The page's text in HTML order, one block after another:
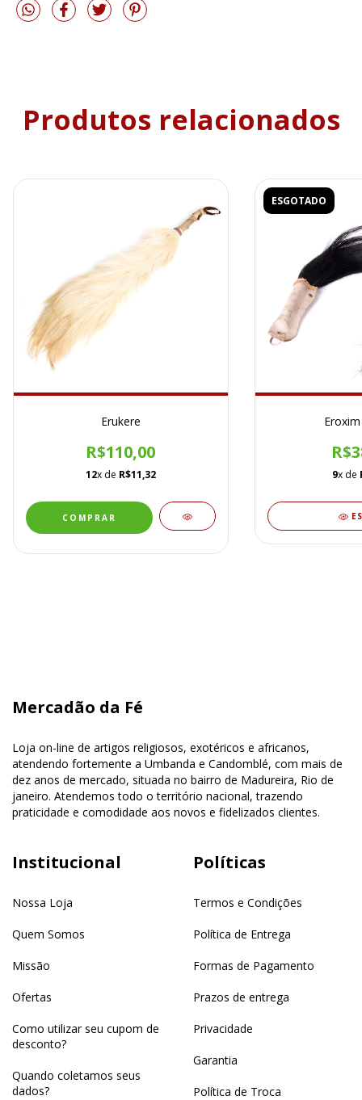
Produtos relacionados
Erukere
R$110,00
12x de R$11,32
ESGOTADO
9x de
Mercadão da Fé
Loja on-line de artigos religiosos, exotéricos e africanos,
atendendo fortemente a Umbanda e Candomblé, com mais de
dez anos de mercado, situada no bairro de Madureira, Rio de
janeiro. Atendemos todo o território nacional, trazendo
praticidade e comodidade aos novos e fidelizados clientes.
Institucional
Nossa Loja
Quem Somos
Missão
Ofertas
Como utilizar seu cupom de
desconto?
Quando coletamos seus
dados?
Políticas
Termos e Condições
Política de Entrega
Formas de Pagamento
Prazos de entrega
Privacidade
Garantia
Política de Troca